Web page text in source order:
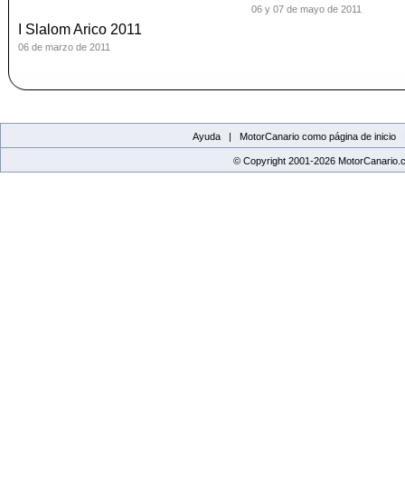
06 y 07 de mayo de 2011
I Slalom Arico 2011
06 de marzo de 2011
Ayuda | MotorCanario como página de inicio
© Copyright 2001-2026